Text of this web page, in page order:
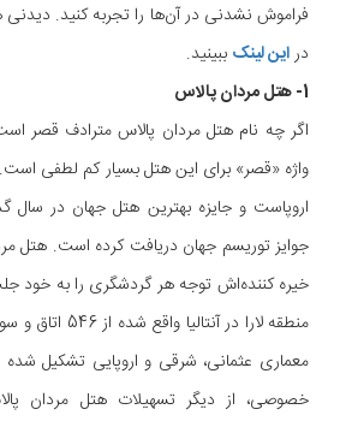
فراموش نشدنی در آن‌ها را تجربه کنید. دیدنی
دراین لینک ببینید.
1- هتل مردان پالاس
اگر چه نام هتل مردان پالاس مترادف قصر
واژه «قصر» برای این هتل بسیار کم لطفی
اروپاست و جایزه بهترین هتل جهان در سال
جوایز توریسم جهان دریافت کرده است. هتل
خیره کننده‌اش توجه هر گردشگری را به خود
منطقه لارا در
معماری عثمانی، شرقی و اروپایی تشکیل
خصوصی، از دیگر تسهیلات هتل مردان